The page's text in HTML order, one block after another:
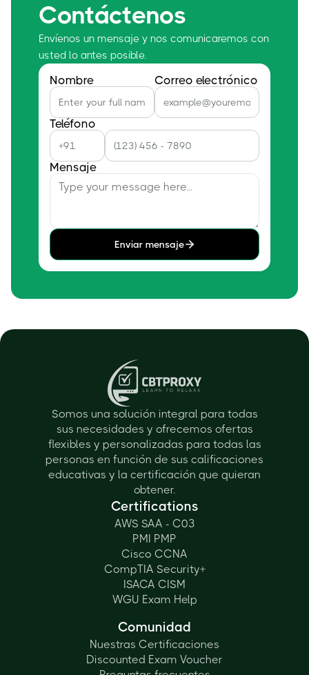
Contáctenos
Envíenos un mensaje y nos comunicaremos con
usted lo antes posible.
Nombre Correo electrónico
Teléfono
Mensaje
Enviar mensaje
Somos una solución integral para todas
sus necesidades y ofrecemos ofertas
flexibles y personalizadas para todas las
personas en función de sus calificaciones
educativas y la certificación que quieran
obtener.
Certifications
AWS SAA - C03
PMI PMP
Cisco CCNA
CompTIA Security+
ISACA CISM
WGU Exam Help
Comunidad
Nuestras Certificaciones
Discounted Exam Voucher